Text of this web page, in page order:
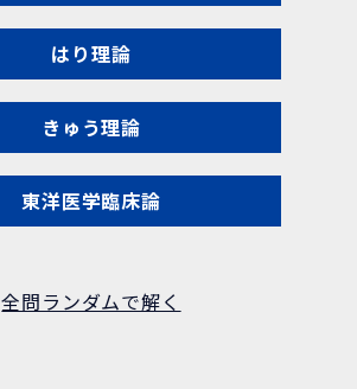
はり理論
きゅう理論
東洋医学臨床論
全問ランダムで解く